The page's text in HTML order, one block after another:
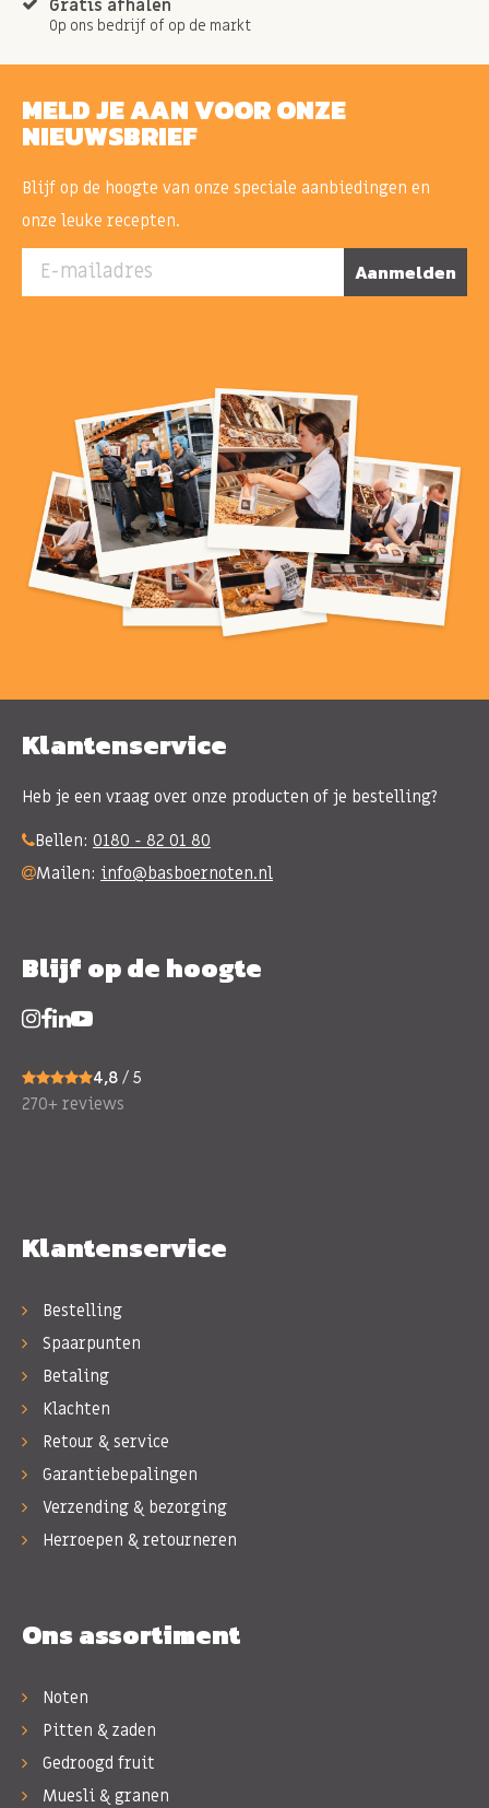
Gratis afhalen
Op ons bedrijf of op de markt
MELD JE AAN VOOR ONZE
NIEUWSBRIEF
Blijf op de hoogte van onze speciale aanbiedingen en
onze leuke recepten.
E-mailadres Aanmelden
Klantenservice
Heb je een vraag over onze producten of je bestelling?
Bellen: 0180 - 82 01 80
Mailen: info@basboernoten.nl
Blijf op de hoogte
4,8 / 5
270+ reviews
Klantenservice
Bestelling
Spaarpunten
Betaling
Klachten
Retour & service
Garantiebepalingen
Verzending & bezorging
Herroepen & retourneren
Ons assortiment
Noten
Pitten & zaden
Gedroogd fruit
Muesli & granen